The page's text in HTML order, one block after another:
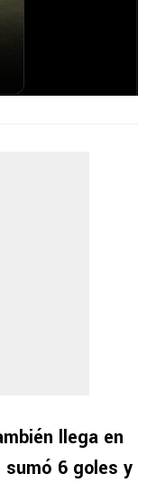
llega en
6 goles y